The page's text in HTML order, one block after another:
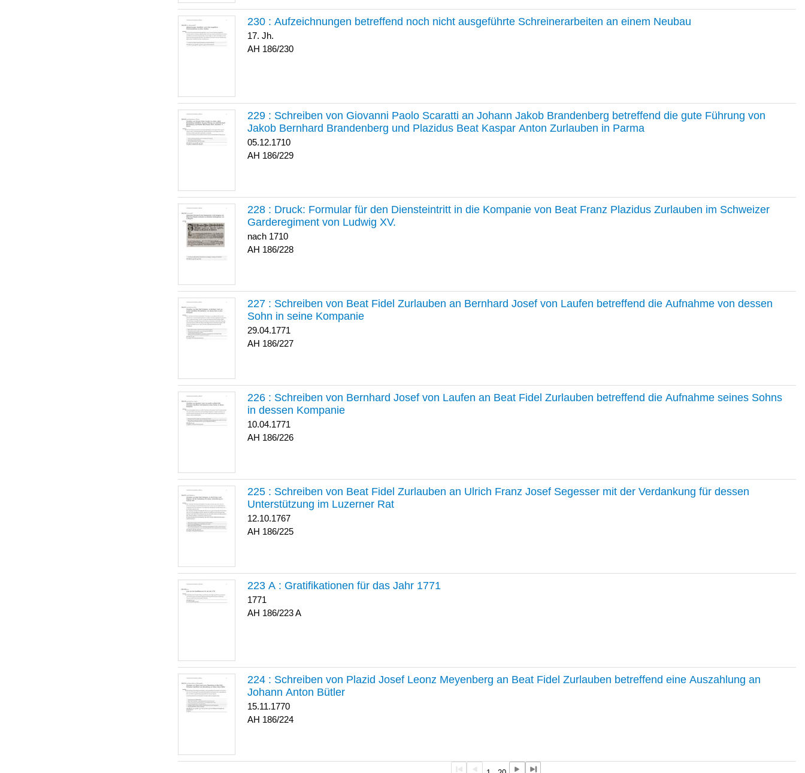
230 : Aufzeichnungen betreffend noch nicht ausgeführte Schreinerarbeiten an einem Neubau
17. Jh.
186/230
229 : Schreiben von Giovanni Paolo Scaratti an Johann Jakob Brandenberg betreffend die gute Führung von
Jakob Bernhard Brandenberg und Plazidus Beat Kaspar Anton Zurlauben in Parma
05.12.1710
186/229
228 : Druck: Formular für den Diensteintritt in die Kompanie von Beat Franz Plazidus Zurlauben im Schweizer
Garderegiment von Ludwig XV.
nach 1710
186/228
227 : Schreiben von Beat Fidel Zurlauben an Bernhard Josef von Laufen betreffend die Aufnahme von dessen
Sohn in seine Kompanie
29.04.1771
186/227
226 : Schreiben von Bernhard Josef von Laufen an Beat Fidel Zurlauben betreffend die Aufnahme seines Sohns
in dessen Kompanie
10.04.1771
186/226
225 : Schreiben von Beat Fidel Zurlauben an Ulrich Franz Josef Segesser mit der Verdankung für dessen
Unterstützung im Luzerner Rat
12.10.1767
186/225
223 A : Gratifikationen für das Jahr 1771
1771
186/223 A
224 : Schreiben von Plazid Josef Leonz Meyenberg an Beat Fidel Zurlauben betreffend eine Auszahlung an
Johann Anton Bütler
15.11.1770
186/224